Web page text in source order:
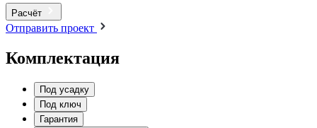
Расчёт
Отправить проект
Комплектация
Под усадку
Под ключ
Гарантия